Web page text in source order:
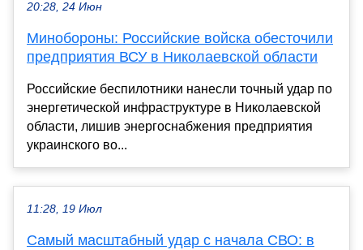
20:28, 24 Июн
Минобороны: Российские войска обесточили
предприятия ВСУ в Николаевской области
Российские беспилотники нанесли точный удар по
энергетической инфраструктуре в Николаевской
области, лишив энергоснабжения предприятия
украинского во...
11:28, 19 Июл
Самый масштабный удар с начала СВО: в